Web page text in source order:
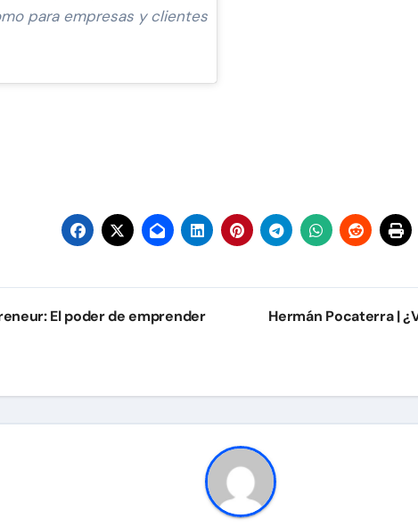
para empresas y clientes
El poder de emprender
Hermán Pocaterra |